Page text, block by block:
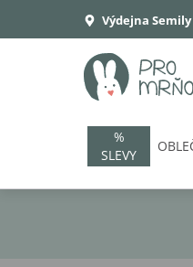
Výdejna Semily
%
SLEVY